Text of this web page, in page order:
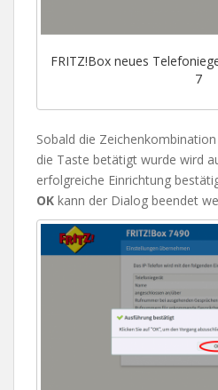
FRITZ!Box neues
7
Sobald die
die Taste betätigt wurde wird
erfolgreiche Einrichtung
OK kann der Dialog beendet